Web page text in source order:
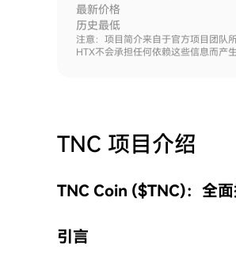
最新价格
历史最低
注意：项目简介来自于官方项目团队
HTX不会承担任何依赖这些信息而产
TNC 项目介绍
TNC Coin ($TNC)：全
引言